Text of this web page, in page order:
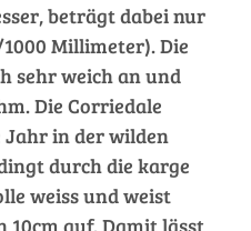
beträgt dabei nur
Millimeter). Die
sehr weich an und
Die Corriedale
Jahr in der wilden
durch die karge
weiss und weist
10cm auf. Damit lässt